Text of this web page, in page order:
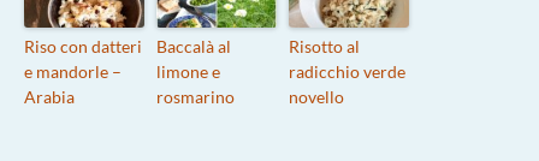
Riso con datteri
e mandorle –
Arabia
Baccalà al
limone e
rosmarino
Risotto al
radicchio verde
novello